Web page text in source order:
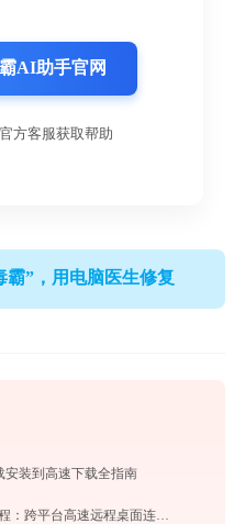
AI助手官网
方客服获取帮助
霸”，用电脑医生修复
装到高速下载全指南
AnyDesk远程控制软件使用教程：跨平台高速远程桌面连接完全指南